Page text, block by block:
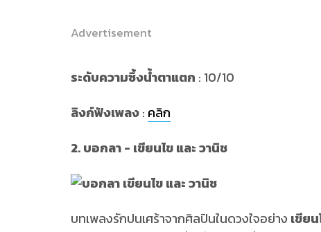
Advertisement
ระดับความซึ้งน้ำตาแตก : 10/10
ลิงก์ฟังเพลง: คลิก
2. บอกลา - เขียนไข และ วานิช
บทเพลงรักปนเศร้าจากศิลปินในดวงใจอย่าง เขีย